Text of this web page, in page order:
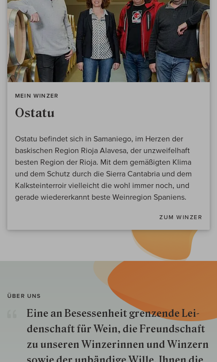
MEIN WINZER
Ostatu
Ostatu befindet sich in Samaniego, im Herzen der
baskischen Region Rioja Alavesa, der unzweifelhaft
besten Region der Rioja. Mit dem gemäßigten Klima
und dem Schutz durch die Sierra Cantabria und dem
Kalksteinterroir vielleicht die wohl immer noch, und
gerade wiedererkannt beste Weinregion Spaniens.
ZUM WINZER
ÜBER UNS
Eine an Besessenheit gren­zende Lei­
den­schaft für Wein, die Freund­schaft
zu unseren Win­zer­innen und Win­zern